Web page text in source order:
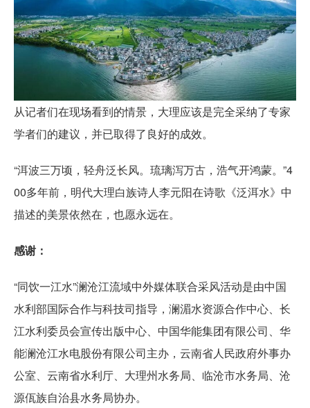
从记者们在现场看到的情景，大理应该是完全采纳了专家
学者们的建议，并已取得了良好的成效。
“洱波三万顷，轻舟泛长风。琉璃泻万古，浩气开鸿蒙。”4
00多年前，明代大理白族诗人李元阳在诗歌《泛洱水》中
描述的美景依然在，也愿永远在。
感谢：
“同饮一江水”澜沧江流域中外媒体联合采风活动是由中国
水利部国际合作与科技司指导，澜湄水资源合作中心、长
江水利委员会宣传出版中心、中国华能集团有限公司、华
能澜沧江水电股份有限公司主办，云南省人民政府外事办
公室、云南省水利厅、大理州水务局、临沧市水务局、沧
源佤族自治县水务局协办。